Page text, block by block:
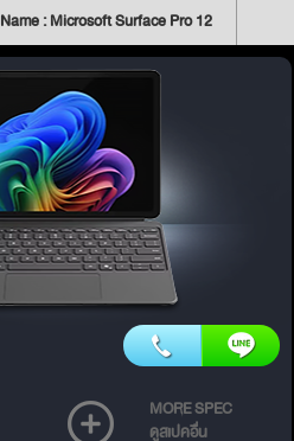
Name : Microsoft Surface Pro 12
MORE SPEC
ดูสเปคอื่น